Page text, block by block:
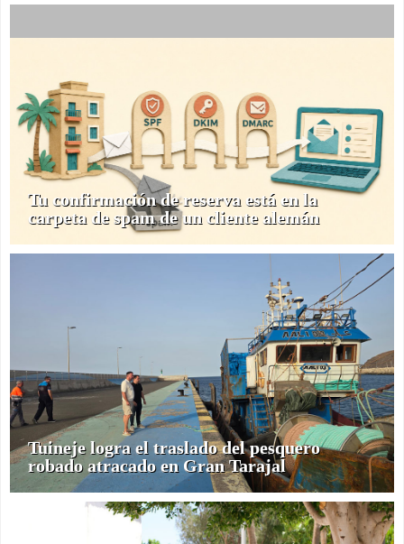
Tu confirmación de reserva está en la
carpeta de spam de un cliente alemán
Tuineje logra el traslado del pesquero
robado atracado en Gran Tarajal